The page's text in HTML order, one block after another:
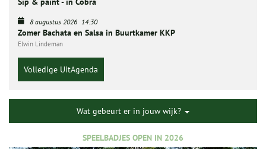
8 augustus 2026 14:30
Zomer Bachata en Salsa in Buurtkamer KKP
Elwin Lindeman
Volledige UitAgenda
Wat gebeurt er in jouw wijk?
SPEELBADJES OPEN IN 2026